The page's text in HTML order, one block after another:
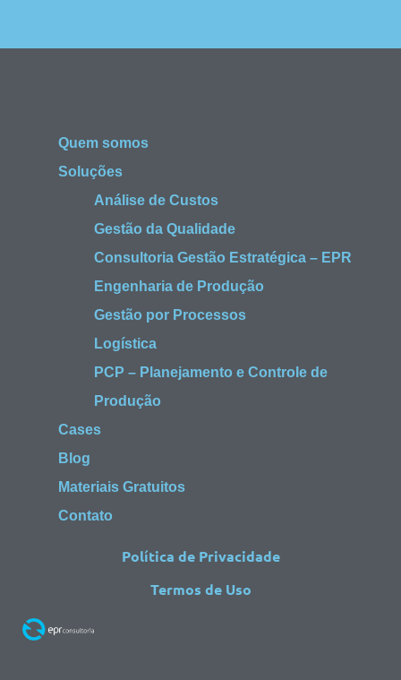
Quem somos
Soluções
Análise de Custos
Gestão da Qualidade
Consultoria Gestão Estratégica – EPR
Engenharia de Produção
Gestão por Processos
Logística
PCP – Planejamento e Controle de
Produção
Cases
Blog
Materiais Gratuitos
Contato
Política de Privacidade
Termos de Uso